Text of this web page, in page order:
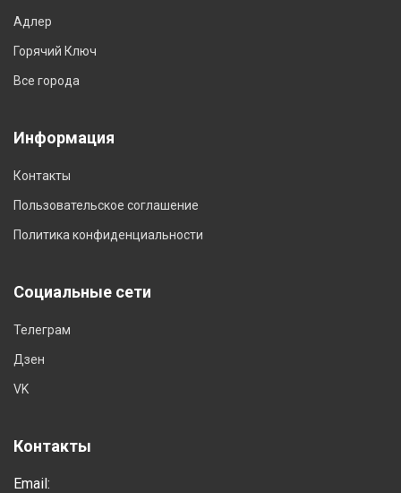
Адлер
Горячий Ключ
Все города
Информация
Контакты
Пользовательское соглашение
Политика конфиденциальности
Социальные сети
Телеграм
Дзен
VK
Контакты
Email: